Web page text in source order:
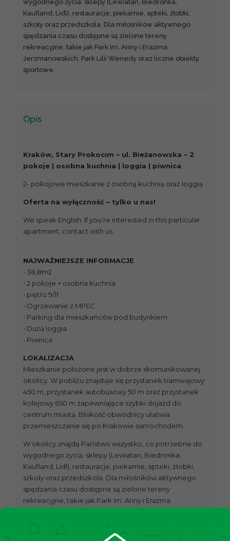
wygodnego życia: sklepy (Lewiatan, Biedronka,
Kaufland, Lidl), restauracje, piekarnie, apteki, żłobki,
szkoły oraz przedszkola. Dla miłośników aktywnego
spędzania czasu dostępne są zielone tereny
rekreacyjne, takie jak Park im. Anny i Erazma
Jerzmanowskich, Park Lilii Wenedy oraz liczne obiekty
sportowe.
Opis
Kraków, Stary Prokocim – ul. Bieżanowska – 2
pokoje | osobna kuchnia | loggia | piwnica
2- pokojowe mieszkanie z osobną kuchnią oraz loggią
Oferta na wyłączność – tylko u nas!
We speak English. If you’re interested in this particular
apartment, contact with us.
NAJWAŻNIEJSZE INFORMACJE
• 38,8m2
• 2 pokoje + osobna kuchnia
• piętro 9/11
• Ogrzewanie z MPEC
• Parking dla mieszkańców pod budynkiem
• Duża loggia
• Piwnica
LOKALIZACJA
Mieszkanie położone jest w dobrze skomunikowanej
okolicy. W pobliżu znajduje się przystanek tramwajowy
450 m, przystanek autobusowy 50 m oraz przystanek
kolejowy 650 m zapewniające szybki dojazd do
centrum miasta. Bliskość obwodnicy ułatwia
przemieszczanie się po Krakowie samochodem.
W okolicy znajdą Państwo wszystko, co potrzebne do
wygodnego życia: sklepy (Lewiatan, Biedronka,
Kaufland, Lidl), restauracje, piekarnie, apteki, żłobki,
szkoły oraz przedszkola. Dla miłośników aktywnego
spędzania czasu dostępne są zielone tereny
rekreacyjne, takie jak Park im. Anny i Erazma